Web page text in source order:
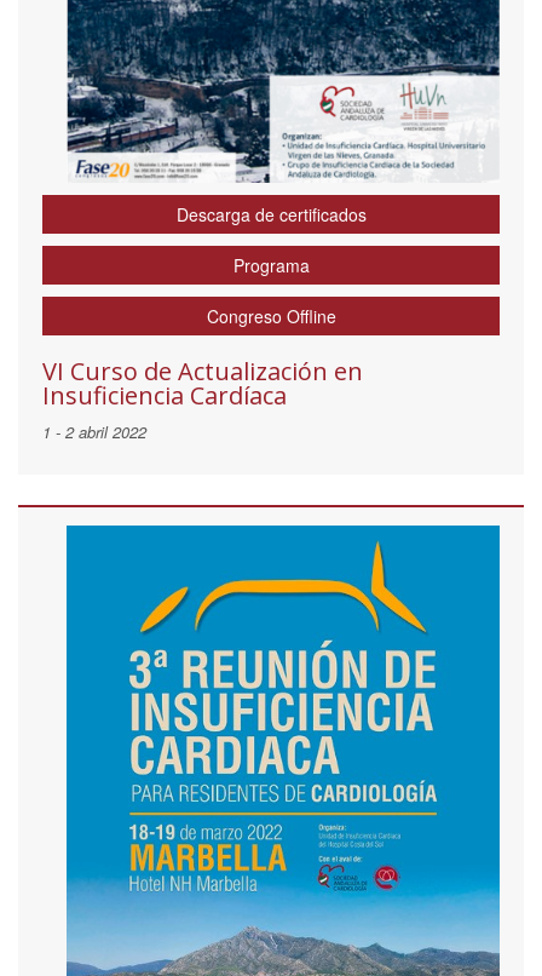
Descarga de certificados
Programa
Congreso Offline
VI Curso de Actualización en
Insuficiencia Cardíaca
1 - 2 abril 2022